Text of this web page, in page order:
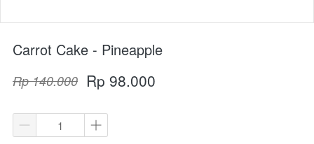
Carrot Cake - Pineapple
Rp 140.000 Rp 98.000